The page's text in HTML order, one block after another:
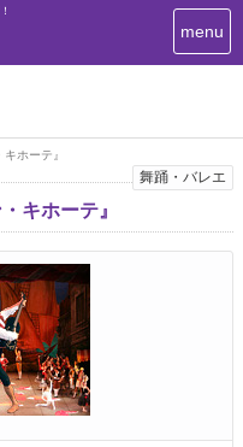
T
o
n
i
menu
ホーテ』
舞踊・バレエ
キホーテ』